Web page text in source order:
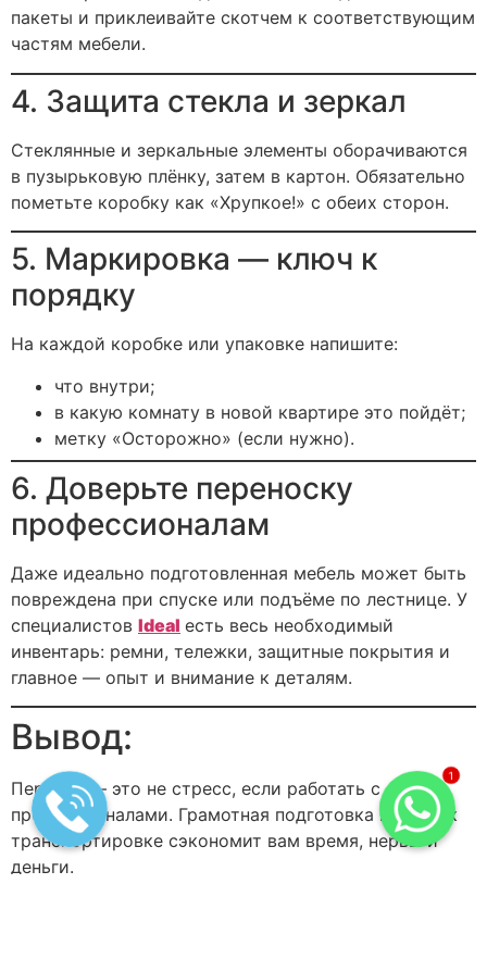
пакеты и приклеивайте скотчем к соответствующим
частям мебели.
4. Защита стекла и зеркал
Стеклянные и зеркальные элементы оборачиваются
в пузырьковую плёнку, затем в картон. Обязательно
пометьте коробку как «Хрупкое!» с обеих сторон.
5. Маркировка — ключ к
порядку
На каждой коробке или упаковке напишите:
что внутри;
в какую комнату в новой квартире это пойдёт;
метку «Осторожно» (если нужно).
6. Доверьте переноску
профессионалам
Даже идеально подготовленная мебель может быть
повреждена при спуске или подъёме по лестнице. У
специалистов Ideal есть весь необходимый
инвентарь: ремни, тележки, защитные покрытия и
главное — опыт и внимание к деталям.
Вывод:
Переезд — это не стресс, если работать с
профессионалами. Грамотная подготовка мебели к
транспортировке сэкономит вам время, нервы и
деньги.
1